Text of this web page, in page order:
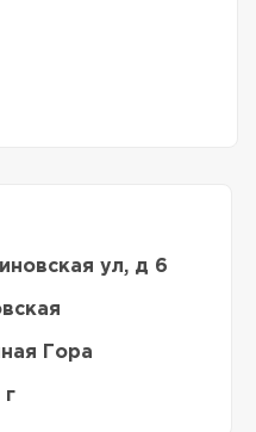
ул, д 6
Гора
г